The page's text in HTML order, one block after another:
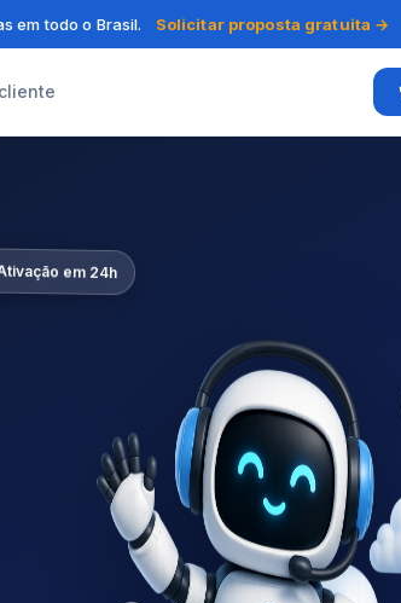
em todo o Brasil. Solicitar proposta gratuita →
em 24h